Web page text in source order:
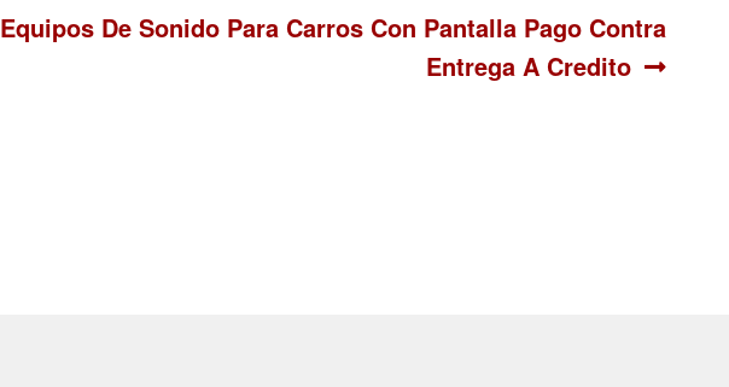
Siguiente:
Equipos De Sonido Para Carros Con Pantalla Pago Contra
Entrega A Credito